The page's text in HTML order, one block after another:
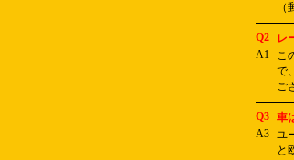
Q2
レ
A1
こ
で
ご
Q3
車
A3
ユ
と